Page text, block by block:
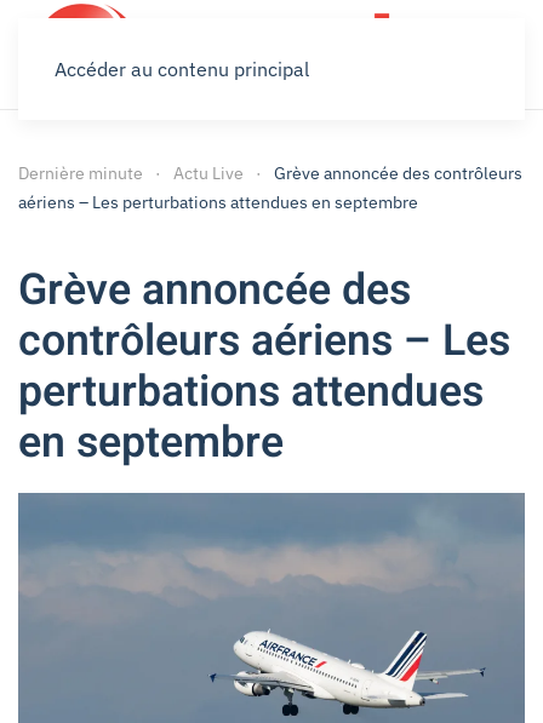
Accéder au contenu principal
Dernière minute Actu Live
Grève annoncée des contrôleurs
aériens – Les perturbations attendues en septembre
Grève annoncée des
contrôleurs aériens – Les
perturbations attendues
en septembre